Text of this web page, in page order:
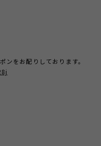
をお配りしております。